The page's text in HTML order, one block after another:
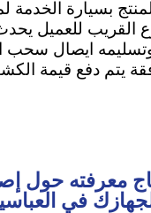
بسيارة الخدمة
القريب للعميل
ايصال سحب
يتم دفع قيمة
معرفته حول
في